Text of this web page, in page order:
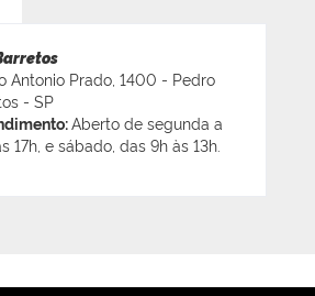
Antonio Prado, 1400 - Pedro
- SP
Aberto de segunda a
17h, e sábado, das 9h às 13h.